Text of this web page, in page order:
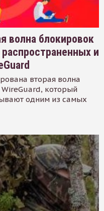
волна блокировок
и
вторая волна
который
одним из самых